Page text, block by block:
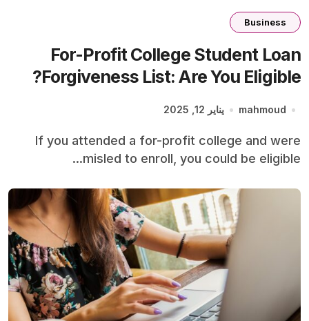
Business
For-Profit College Student Loan
Forgiveness List: Are You Eligible?
mahmoud يناير 12, 2025
If you attended a for-profit college and were
misled to enroll, you could be eligible...